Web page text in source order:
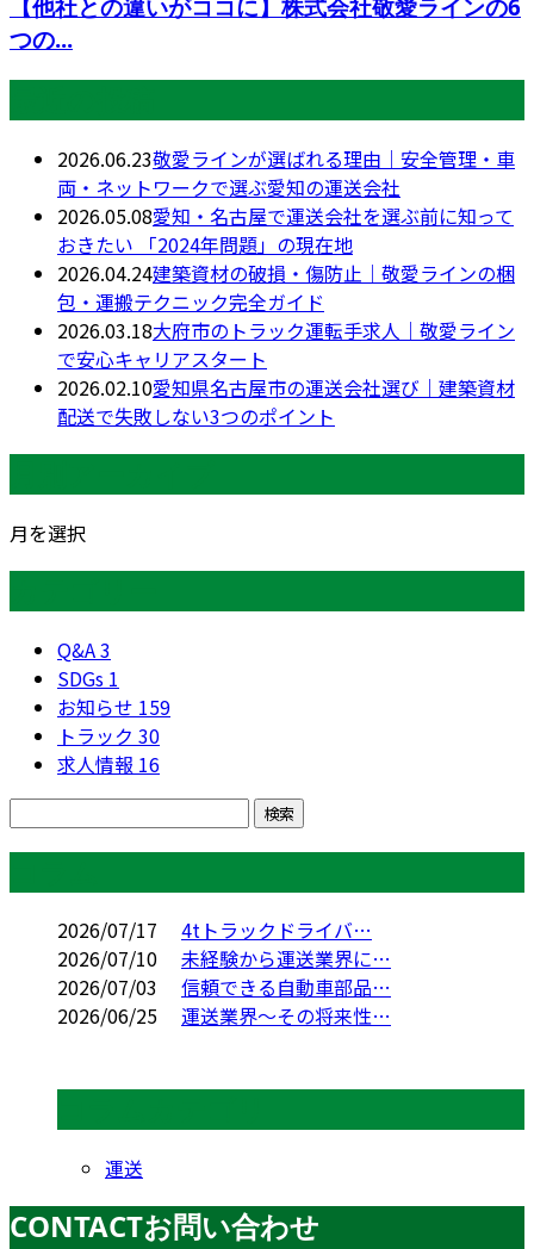
【他社との違いがココに】株式会社敬愛ラインの6
つの...
2026.06.23敬愛ラインが選ばれる理由｜安全管理・車
両・ネットワークで選ぶ愛知の運送会社
2026.05.08愛知・名古屋で運送会社を選ぶ前に知って
おきたい 「2024年問題」の現在地
2026.04.24建築資材の破損・傷防止｜敬愛ラインの梱
包・運搬テクニック完全ガイド
2026.03.18大府市のトラック運転手求人｜敬愛ライン
で安心キャリアスタート
2026.02.10愛知県名古屋市の運送会社選び｜建築資材
配送で失敗しない3つのポイント
月を選択
Q&A3
SDGs 1
お知らせ 159
トラック 30
求人情報 16
2026/07/17
4tトラックドライバ…
2026/07/10
未経験から運送業界に…
2026/07/03
信頼できる自動車部品…
2026/06/25
運送業界～その将来性…
運送
CONTACTお問い合わせ